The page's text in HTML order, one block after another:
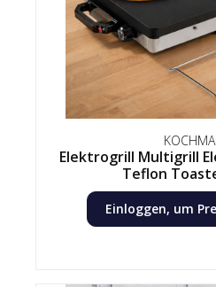
Elektrogrill Multigrill
Teflon
Einloggen, um